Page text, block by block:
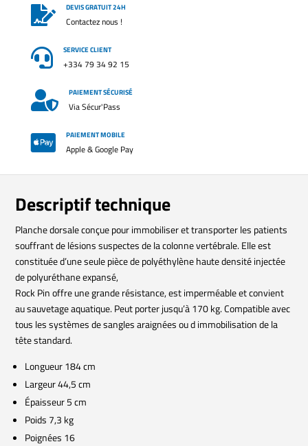
 DEVIS GRATUIT 24H
Contactez nous !
 SERVICE CLIENT
+334 79 34 92 15
 PAIEMENT SÉCURISÉ
Via Sécur'Pass
 PAIEMENT MOBILE
Apple & Google Pay
Descriptif technique
Planche dorsale conçue pour immobiliser et transporter les patients
souffrant de lésions suspectes de la colonne vertébrale. Elle est
constituée d’une seule pièce de polyéthylène haute densité injectée
de polyuréthane expansé,
Rock Pin offre une grande résistance, est imperméable et convient
au sauvetage aquatique. Peut porter jusqu’à 170 kg. Compatible avec
tous les systèmes de sangles araignées ou d immobilisation de la
tête standard.
Longueur 184 cm
Largeur 44,5 cm
Épaisseur 5 cm
Poids 7,3 kg
Poignées 16